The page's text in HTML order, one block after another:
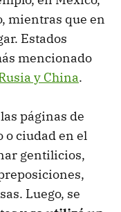
mientras que en
Estados
mencionado
y China.
páginas de
o ciudad en el
gentilicios,
Luego, se